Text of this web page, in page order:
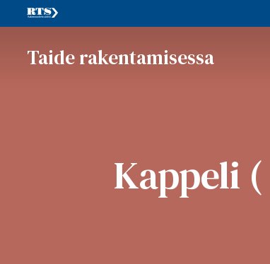
Taide rakentamisessa
Kappeli